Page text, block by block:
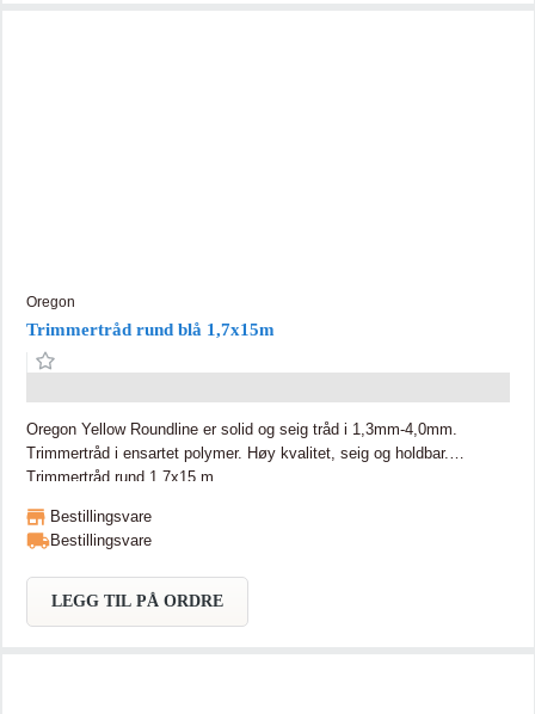
Oregon
Trimmertråd rund blå 1,7x15m
Oregon Yellow Roundline er solid og seig tråd i 1,3mm-4,0mm.
Trimmertråd i ensartet polymer. Høy kvalitet, seig og holdbar.
Trimmertråd rund 1,7x15 m
Bestillingsvare
Bestillingsvare
LEGG TIL PÅ ORDRE